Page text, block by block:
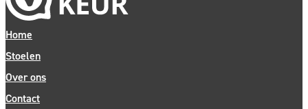
schadelijke stoffen, zodat de luchtkwaliteit en daarmee het
welzijn gewaarborgd zijn.
Alle producten die het Greenguard Gold certificaat dragen,
vallen binnen strenge limieten aan chemische stoffen,
Home
Stoelen
Over ons
Contact